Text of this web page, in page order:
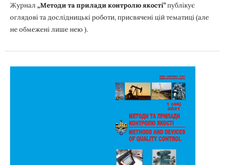
Журнал „Методи та прилади контролю якості”публікує
оглядові та дослідницькі роботи, присвячені цій тематиці (але
не обмежені лише нею ).